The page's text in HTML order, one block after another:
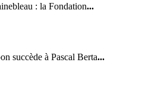
: la Fondation...
succède à Pascal Berta...